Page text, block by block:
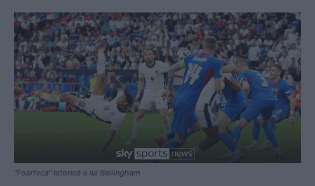
"Foarfeca" istorică a lui Bellingham